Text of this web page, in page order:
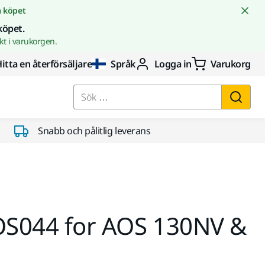
köpet
i varukorgen.
en återförsäljare Språk Logga in Varukorg
Sök …
Snabb och pålitlig leverans
for AOS 130NV &